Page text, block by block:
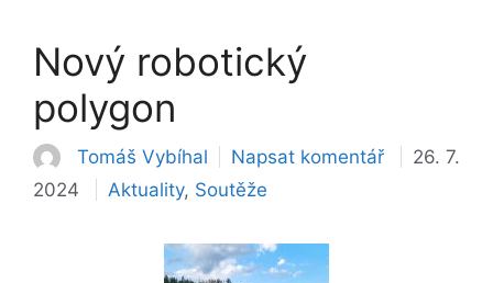
Nový robotický
polygon
Tomáš Vybíhal Napsat komentář
26. 7.
2024
Rubriky
Aktuality, Soutěže